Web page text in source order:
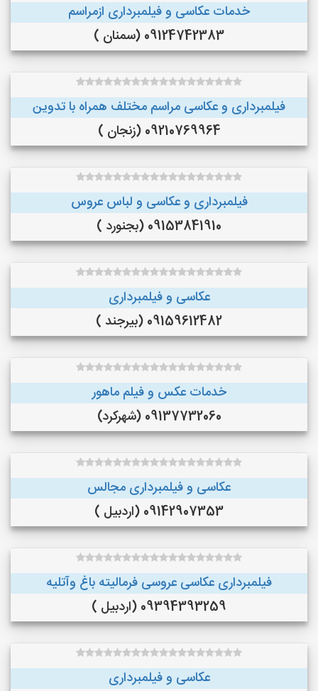
خدمات عکاسی و فیلمبرداری ازمراسم
09124742383 (سمنان )
فیلمبرداری و عکاسی مراسم مختلف همراه با تدوین
09210769964 (زنجان )
فیلمبرداری و عکاسی و لباس عروس
09153841910 (بجنورد )
عکاسی و فیلمبرداری
09159612482 (بیرجند )
خدمات عکس و فیلم ماهور
09137732060 (شهرکرد)
عکاسی و فیلمبرداری مجالس
09142907353 (اردبیل )
فیلمبرداری عکاسی عروسی فرمالیته باغ وآتلیه
09394393259 (اردبیل )
عکاسی و فیلمبرداری